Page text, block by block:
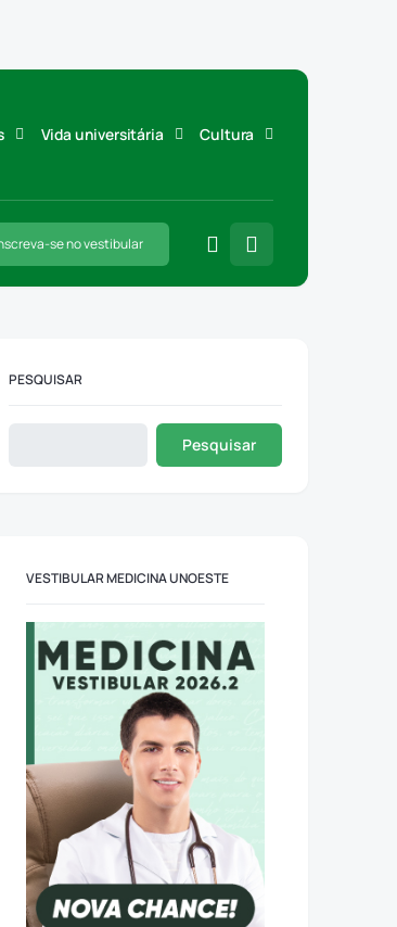
Vida universitária Cultura
se no vestibular
PESQUISAR
Pesquisar
VESTIBULAR MEDICINA UNOESTE